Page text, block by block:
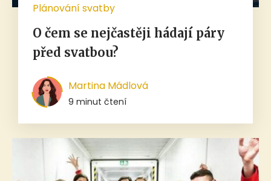
Plánování svatby
O čem se nejčastěji hádají páry
před svatbou?
Martina Mádlová
9 minut čtení